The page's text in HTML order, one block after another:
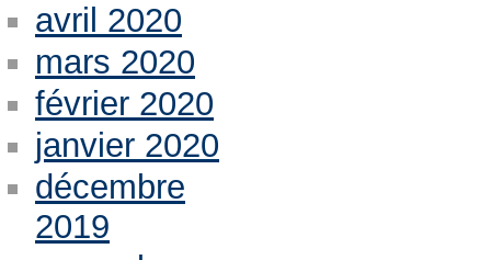
avril 2020
mars 2020
février 2020
janvier 2020
décembre
2019